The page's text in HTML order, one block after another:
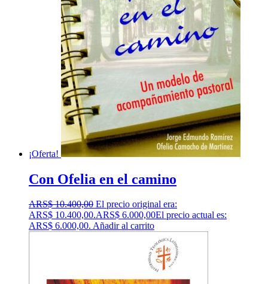
¡Oferta!
Con Ofelia en el camino
ARS$10.400,00 El precio original era:
ARS$ 10.400,00.ARS$ 6.000,00El precio actual es:
ARS$ 6.000,00. Añadir al carrito